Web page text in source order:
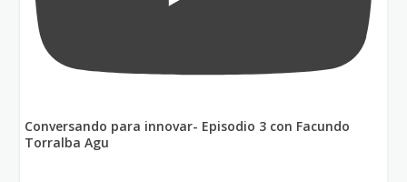
Conversando para innovar- Episodio 3 con Facundo
Torralba Agu